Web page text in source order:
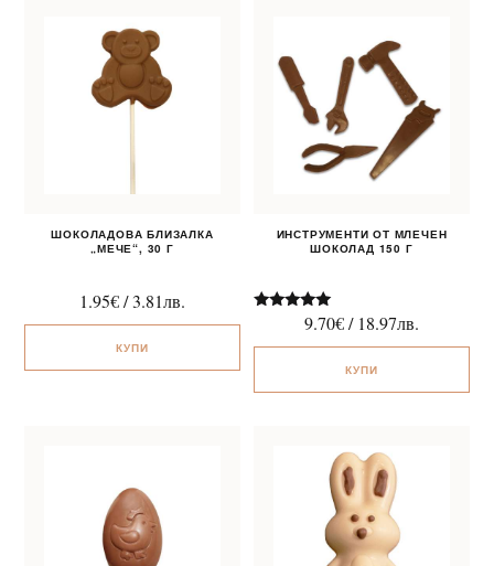
ШОКОЛАДОВА БЛИЗАЛКА
„МЕЧЕ“, 30 Г
1.95€/3.81лв.
КУПИ
ИНСТРУМЕНТИ ОТ МЛЕЧЕН
ШОКОЛАД 150 Г
Оценено на
5.00
от 5
9.70€/ 18.97лв.
КУПИ